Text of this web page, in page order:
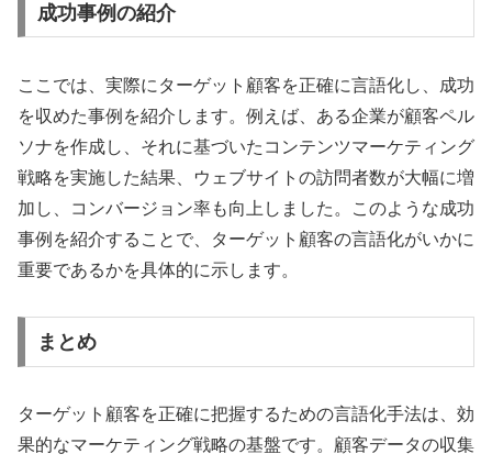
成功事例の紹介
ここでは、実際にターゲット顧客を正確に言語化し、成功
を収めた事例を紹介します。例えば、ある企業が顧客ペル
ソナを作成し、それに基づいたコンテンツマーケティング
戦略を実施した結果、ウェブサイトの訪問者数が大幅に増
加し、コンバージョン率も向上しました。このような成功
事例を紹介することで、ターゲット顧客の言語化がいかに
重要であるかを具体的に示します。
まとめ
ターゲット顧客を正確に把握するための言語化手法は、効
果的なマーケティング戦略の基盤です。顧客データの収集